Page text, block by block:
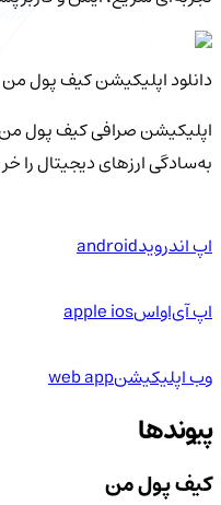
دانلود اپلیکیشن کیف‌ پول من
اپلیکیشن صرافی کیف پول من
به‌سادگی ارزهای دیجیتال را
اپ اندرویدandroid
اپ آی‌او‌اسapple ios
وب اپلیکیشنweb app
پیوندها
کیف پول من